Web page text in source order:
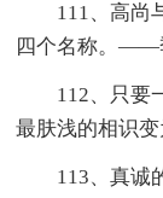
111、高尚
四个名称。——
112、只要
最肤浅的相识
113、真诚